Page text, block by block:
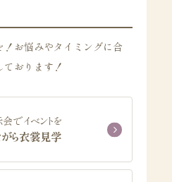
！お悩みやタイミングに合
ております！
でイベントを
がら衣裳見学